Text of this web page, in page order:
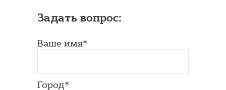
Задать вопрос:
Ваше имя*
Город*